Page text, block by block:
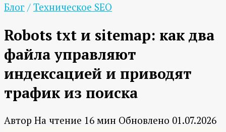
Блог / Техническое SEO
Robots txt и sitemap: как два
файла управляют
индексацией и приводят
трафик из поиска
Автор На чтение 16 мин Обновлено 01.07.2026